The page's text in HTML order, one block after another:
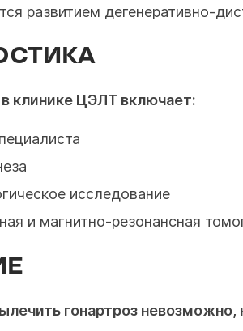
развитием дегенеративно-
клинике ЦЭЛТ включает:
исследование
и магнитно-резонансная
гонартроз